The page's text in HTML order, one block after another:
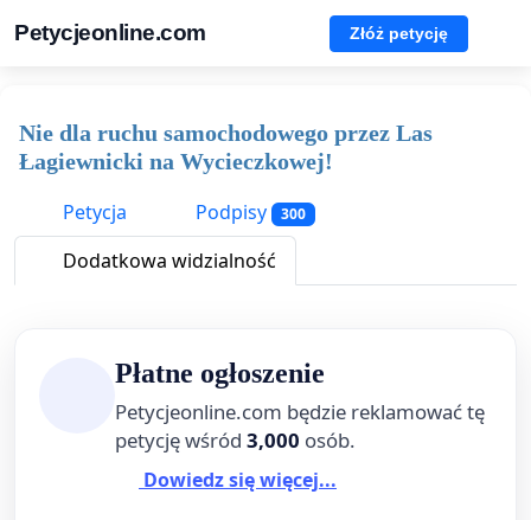
Petycjeonline.com Złóż petycję
Nie dla ruchu samochodowego przez Las
Łagiewnicki na Wycieczkowej!
Petycja
Podpisy 300
Dodatkowa widzialność
Płatne ogłoszenie
Petycjeonline.com będzie reklamować tę
petycję wśród 3,000 osób.
Dowiedz się więcej...